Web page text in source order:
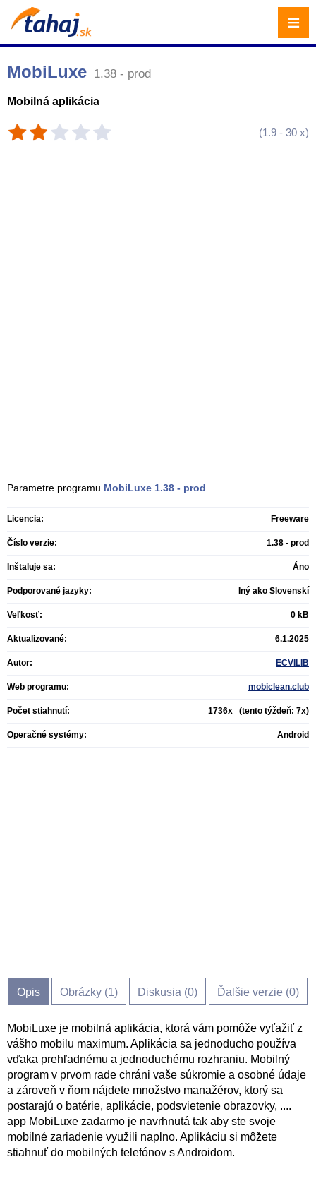
MobiLuxe 1.38 - prod
Mobilná aplikácia
(1.9 - 30 x)
Parametre programu MobiLuxe 1.38 - prod
Licencia: Freeware
Číslo verzie: 1.38 - prod
Inštaluje sa: Áno
Podporované jazyky: Iný ako Slovenskí
Veľkosť: 0 kB
Aktualizované: 6.1.2025
Autor: ECVILIB
Web programu: mobiclean.club
Počet stiahnutí: 1736x (tento týždeň: 7x)
Operačné systémy: Android
Opis Obrázky (1) Diskusia (0) Ďalšie verzie (0)
MobiLuxe je mobilná aplikácia, ktorá vám pomôže vyťažiť z
vášho mobilu maximum. Aplikácia sa jednoducho používa
vďaka prehľadnému a jednoduchému rozhraniu. Mobilný
program v prvom rade chráni vaše súkromie a osobné údaje
a zároveň v ňom nájdete množstvo manažérov, ktorý sa
postarajú o batérie, aplikácie, podsvietenie obrazovky, ....
app MobiLuxe zadarmo je navrhnutá tak aby ste svoje
mobilné zariadenie využili naplno. Aplikáciu si môžete
stiahnuť do mobilných telefónov s Androidom.
≡